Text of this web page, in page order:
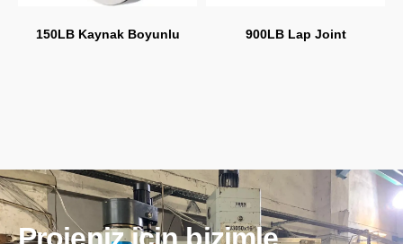
150LB Kaynak Boyunlu 900LB Lap Joint